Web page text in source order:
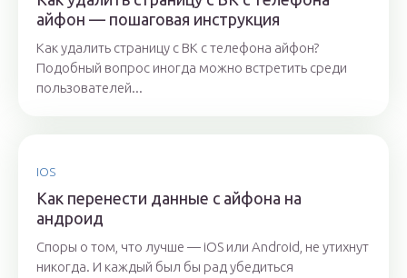
айфон — пошаговая инструкция
Как удалить страницу с ВК с телефона айфон?
Подобный вопрос иногда можно встретить среди
пользователей...
IOS
Как перенести данные с айфона на
андроид
Споры о том, что лучше — iOS или Android, не утихнут
никогда. И каждый был бы рад убедиться